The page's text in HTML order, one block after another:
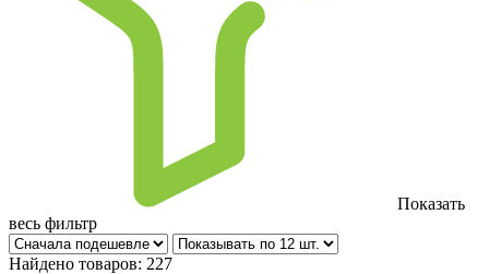
Показать
весь фильтр
Найдено товаров: 227